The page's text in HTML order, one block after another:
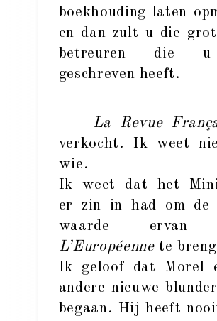
boekhouding laten
en dan zult u die
betreuren die
geschreven heeft.
La Revue
verkocht. Ik weet
wie.
Ik weet dat het
er zin in had om de
waarde ervan
L’Européennete
Ik geloof dat Morel
andere nieuwe
begaan. Hij heeft